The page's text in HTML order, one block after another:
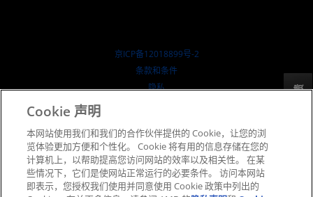
京ICP备12018899号-2
​条款和条件
隐私
公开公平竞争
英国税收策略
Cookie 政策
Cookie 设置
反馈
Cookie 声明
本网站使用我们和我们的合作伙伴提供的 Cookie，让您的浏
览体验更加方便和个性化。 Cookie 将有用的信息存储在您的
计算机上，以帮助提高您访问网站的效率以及相关性。 在某
些情况下，它们是使网站正常运行的必要条件。 访问本网站
即表示，您授权我们使用并同意使用 Cookie 政策中列出的